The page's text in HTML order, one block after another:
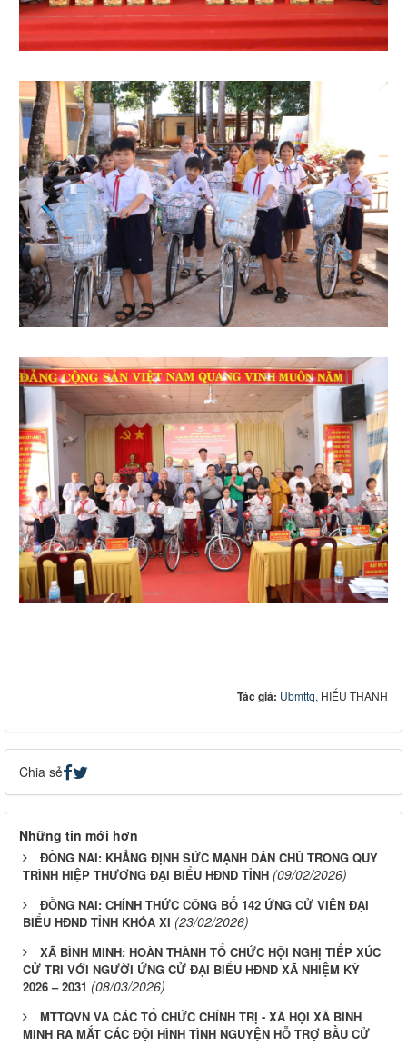
Tác giả: Ubmttq, HIẾU THANH
Chia sẻ
Những tin mới hơn
ĐỒNG NAI: KHẲNG ĐỊNH SỨC MẠNH DÂN CHỦ TRONG QUY
TRÌNH HIỆP THƯƠNG ĐẠI BIỂU HĐND TỈNH (09/02/2026)
ĐỒNG NAI: CHÍNH THỨC CÔNG BỐ 142 ỨNG CỬ VIÊN ĐẠI
BIỂU HĐND TỈNH KHÓA XI (23/02/2026)
XÃ BÌNH MINH: HOÀN THÀNH TỔ CHỨC HỘI NGHỊ TIẾP XÚC
CỬ TRI VỚI NGƯỜI ỨNG CỬ ĐẠI BIỂU HĐND XÃ NHIỆM KỲ
2026 – 2031 (08/03/2026)
MTTQVN VÀ CÁC TỔ CHỨC CHÍNH TRỊ - XÃ HỘI XÃ BÌNH
MINH RA MẮT CÁC ĐỘI HÌNH TÌNH NGUYỆN HỖ TRỢ BẦU CỬ